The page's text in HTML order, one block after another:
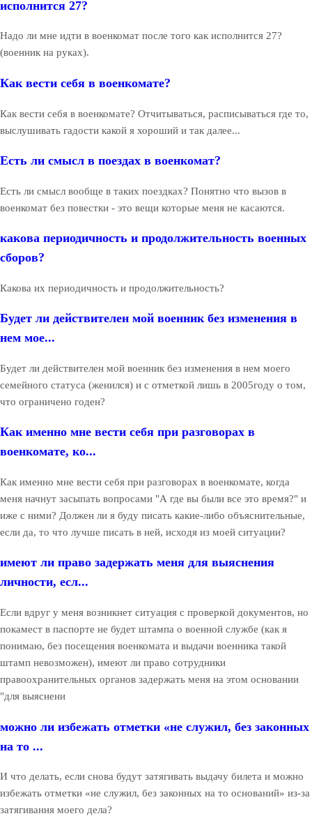
исполнится 27?
Надо ли мне идти в военкомат после того как исполнится 27?
(военник на руках).
Как вести себя в военкомате?
Как вести себя в военкомате? Отчитываться, расписываться где то,
выслушивать гадости какой я хороший и так далее...
Есть ли смысл в поездах в военкомат?
Есть ли смысл вообще в таких поездках? Понятно что вызов в
военкомат без повестки - это вещи которые меня не касаются.
какова периодичность и продолжительность военных
сборов?
Какова их периодичность и продолжительность?
Будет ли действителен мой военник без изменения в
нем мое...
Будет ли действителен мой военник без изменения в нем моего
семейного статуса (женился) и с отметкой лишь в 2005году о том,
что ограничено годен?
Как именно мне вести себя при разговорах в
военкомате, ко...
Как именно мне вести себя при разговорах в военкомате, когда
меня начнут засыпать вопросами "А где вы были все это время?" и
иже с ними? Должен ли я буду писать какие-либо объяснительные,
если да, то что лучше писать в ней, исходя из моей ситуации?
имеют ли право задержать меня для выяснения
личности, есл...
Если вдруг у меня возникнет ситуация с проверкой документов, но
покамест в паспорте не будет штампа о военной службе (как я
понимаю, без посещения военкомата и выдачи военника такой
штамп невозможен), имеют ли право сотрудники
правоохранительных органов задержать меня на этом основании
"для выяснени
можно ли избежать отметки «не служил, без законных
на то ...
И что делать, если снова будут затягивать выдачу билета и можно
избежать отметки «не служил, без законных на то оснований» из-за
затягивания моего дела?